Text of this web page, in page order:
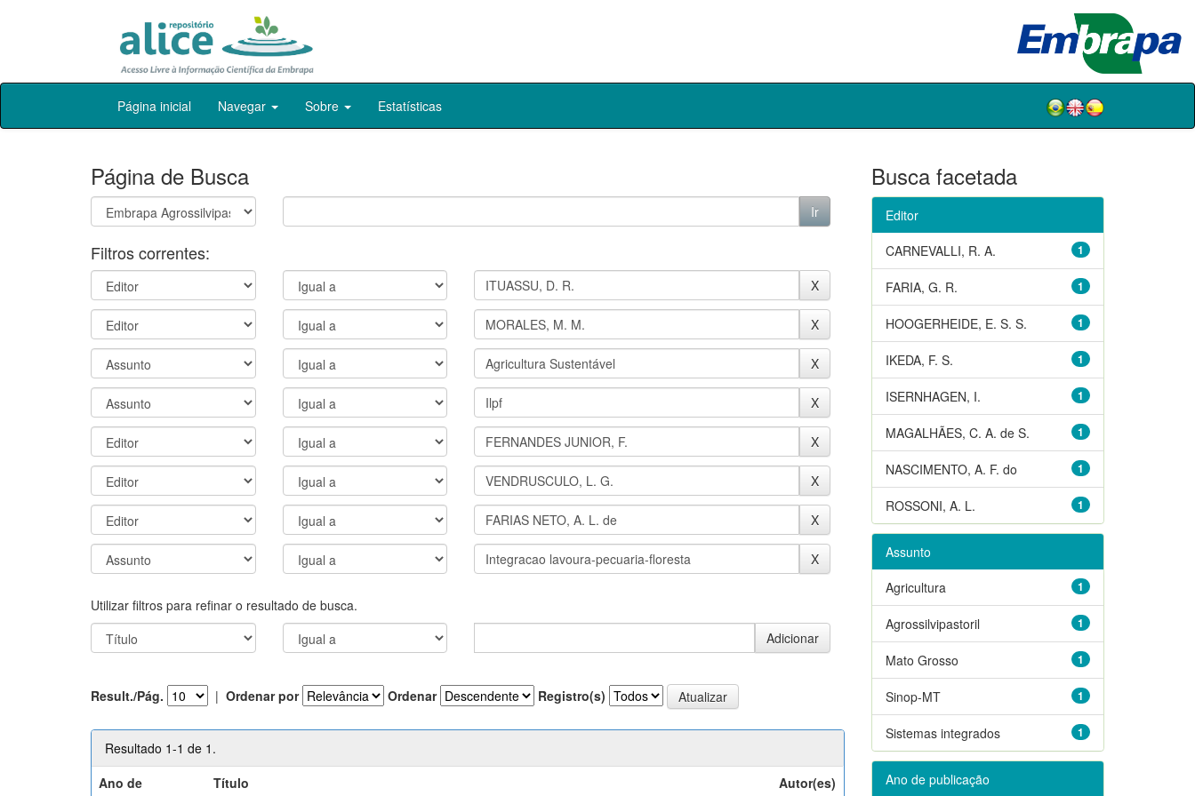
Skip
Página inicial Navegar Sobre Estatísticas
Página de Busca
Filtros correntes:
Utilizar filtros para refinar o resultado de busca.
Result./Pág. | Ordenar por Ordenar Registro(s)
Resultado 1-1 de 1.
Ano de
Título Autor(es)
Busca facetada
Editor
1
CARNEVALLI, R. A.
1
FARIA, G. R.
1
HOOGERHEIDE, E. S. S.
1
IKEDA, F. S.
1
ISERNHAGEN, I.
1
MAGALHÃES, C. A. de S.
1
NASCIMENTO, A. F. do
1
ROSSONI, A. L.
Assunto
1
Agricultura
1
Agrossilvipastoril
1
Mato Grosso
1
Sinop-MT
1
Sistemas integrados
Ano de publicação